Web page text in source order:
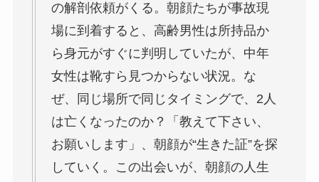
の解剖依頼がくる。朝顔たちが事故現
場に到着すると、高齢男性は所持品か
ら身元がすぐに判明していたが、中年
女性は靴すら見つからない状況。な
ぜ、同じ場所で同じタイミングで、2人
は亡くなったのか？「教えて下さい、
お願いします」、朝顔が“生きた証”を探
していく。この出会いが、朝顔の人生